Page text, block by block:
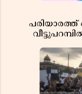
പരിയാരത്ത്